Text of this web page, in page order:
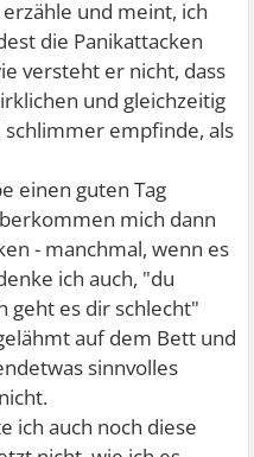
und meint, ich
die Panikattacken
versteht er nicht, dass
und gleichzeitig
schlimmer empfinde, als
einen guten Tag
mich dann
- manchmal, wenn es
ich auch, "du
geht es dir schlecht"
auf dem Bett und
sinnvolles
ich auch noch diese